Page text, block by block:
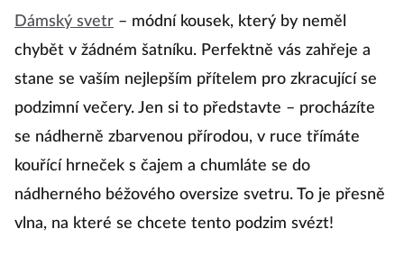
Dámský svetr – módní kousek, který by neměl
chybět v žádném šatníku. Perfektně vás zahřeje a
stane se vaším nejlepším přítelem pro zkracující se
podzimní večery. Jen si to představte – procházíte
se nádherně zbarvenou přírodou, v ruce třímáte
kouřící hrneček s čajem a chumláte se do
nádherného béžového oversize svetru. To je přesně
vlna, na které se chcete tento podzim svézt!